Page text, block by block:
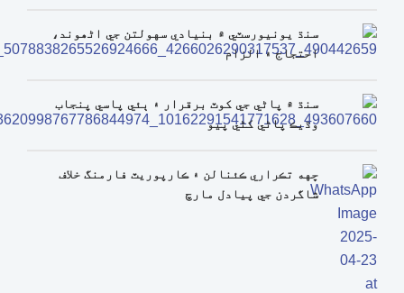
سنڌ يونيورسٽي ۾ بنيادي سهولتن جي اڻھوند،
احتجاج ۽ الزام
سنڌ ۾ پاڻي جي کوٽ برقرار ۽ ٻئي پاسي پنجاب
وڌيڪ پاڻي کڻي پيو
ڇهه تڪراري ڪئنالن ۽ ڪارپوريٽ فارمنگ خلاف
شاگردن جي پيادل مارچ